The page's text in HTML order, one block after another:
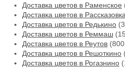
Доставка цветов в Раменское
Доставка цветов в Рассказовка
Доставка цветов в Редькино
Доставка цветов в Реммаш
Доставка цветов в Реутов
Доставка цветов в Решоткино
Доставка цветов в Рогазнино